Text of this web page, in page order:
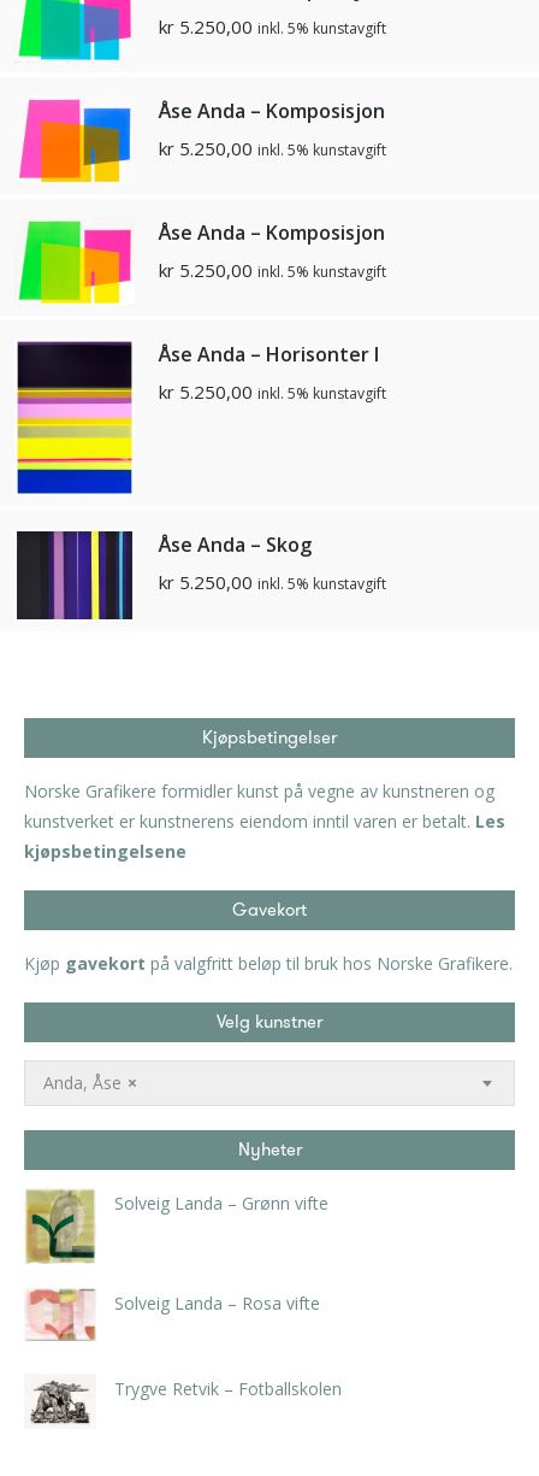
kr 5.250,00 inkl. 5% kunstavgift
Åse Anda – Komposisjon
kr 5.250,00 inkl. 5% kunstavgift
Åse Anda – Komposisjon
kr 5.250,00 inkl. 5% kunstavgift
Åse Anda – Horisonter I
kr 5.250,00 inkl. 5% kunstavgift
Åse Anda – Skog
kr 5.250,00 inkl. 5% kunstavgift
Kjøpsbetingelser
Norske Grafikere formidler kunst på vegne av kunstneren og
kunstverket er kunstnerens eiendom inntil varen er betalt. Les
kjøpsbetingelsene
Gavekort
Kjøp gavekort på valgfritt beløp til bruk hos Norske Grafikere.
Velg kunstner
×
Anda, Åse
Nyheter
Solveig Landa – Grønn vifte
Solveig Landa – Rosa vifte
Trygve Retvik – Fotballskolen